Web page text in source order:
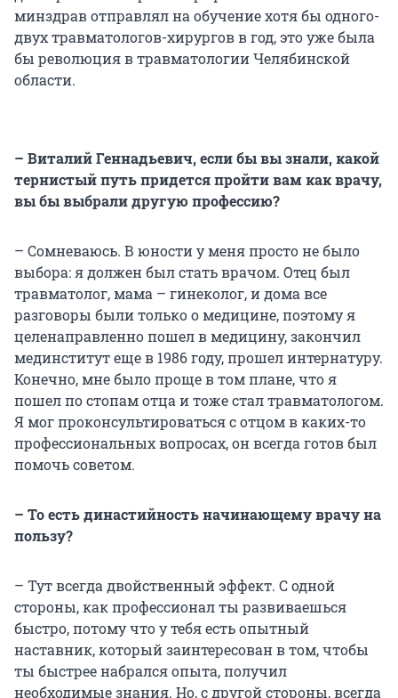
минздрав отправлял на обучение хотя бы одного-
двух травматологов-хирургов в год, это уже была
бы революция в травматологии Челябинской
области.
– Виталий Геннадьевич, если бы вы знали, какой
тернистый путь придется пройти вам как врачу,
вы бы выбрали другую профессию?
– Сомневаюсь. В юности у меня просто не было
выбора: я должен был стать врачом. Отец был
травматолог, мама – гинеколог, и дома все
разговоры были только о медицине, поэтому я
целенаправленно пошел в медицину, закончил
мединститут еще в 1986 году, прошел интернатуру.
Конечно, мне было проще в том плане, что я
пошел по стопам отца и тоже стал травматологом.
Я мог проконсультироваться с отцом в каких-то
профессиональных вопросах, он всегда готов был
помочь советом.
– То есть династийность начинающему врачу на
пользу?
– Тут всегда двойственный эффект. С одной
стороны, как профессионал ты развиваешься
быстро, потому что у тебя есть опытный
наставник, который заинтересован в том, чтобы
ты быстрее набрался опыта, получил
необходимые знания. Но, с другой стороны, всегда